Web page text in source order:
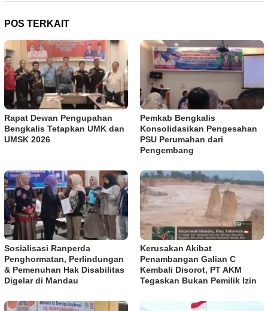
POS TERKAIT
Rapat Dewan Pengupahan
Bengkalis Tetapkan UMK dan
UMSK 2026
Pemkab Bengkalis
Konsolidasikan Pengesahan
PSU Perumahan dari
Pengembang
Sosialisasi Ranperda
Penghormatan, Perlindungan
& Pemenuhan Hak Disabilitas
Digelar di Mandau
Kerusakan Akibat
Penambangan Galian C
Kembali Disorot, PT AKM
Tegaskan Bukan Pemilik Izin